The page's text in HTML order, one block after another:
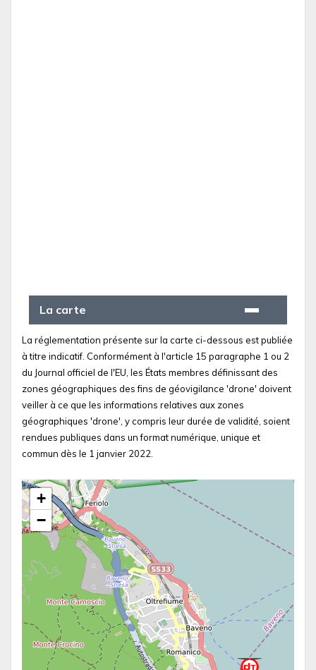
La carte
La réglementation présente sur la carte ci-dessous est publiée
à titre indicatif. Conformément à l'article 15 paragraphe 1 ou 2
du Journal officiel de l'EU, les États membres définissant des
zones géographiques des fins de géovigilance 'drone' doivent
veiller à ce que les informations relatives aux zones
géographiques 'drone', y compris leur durée de validité, soient
rendues publiques dans un format numérique, unique et
commun dès le 1 janvier 2022.